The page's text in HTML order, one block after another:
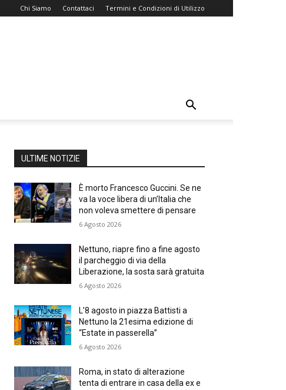
Chi Siamo Contattaci Termini e Condizioni di Utilizzo
ULTIME NOTIZIE
È morto Francesco Guccini. Se ne
va la voce libera di un’Italia che
non voleva smettere di pensare
6 Agosto 2026
Nettuno, riapre fino a fine agosto
il parcheggio di via della
Liberazione, la sosta sarà gratuita
6 Agosto 2026
L’8 agosto in piazza Battisti a
Nettuno la 21esima edizione di
“Estate in passerella”
6 Agosto 2026
Roma, in stato di alterazione
tenta di entrare in casa della ex e